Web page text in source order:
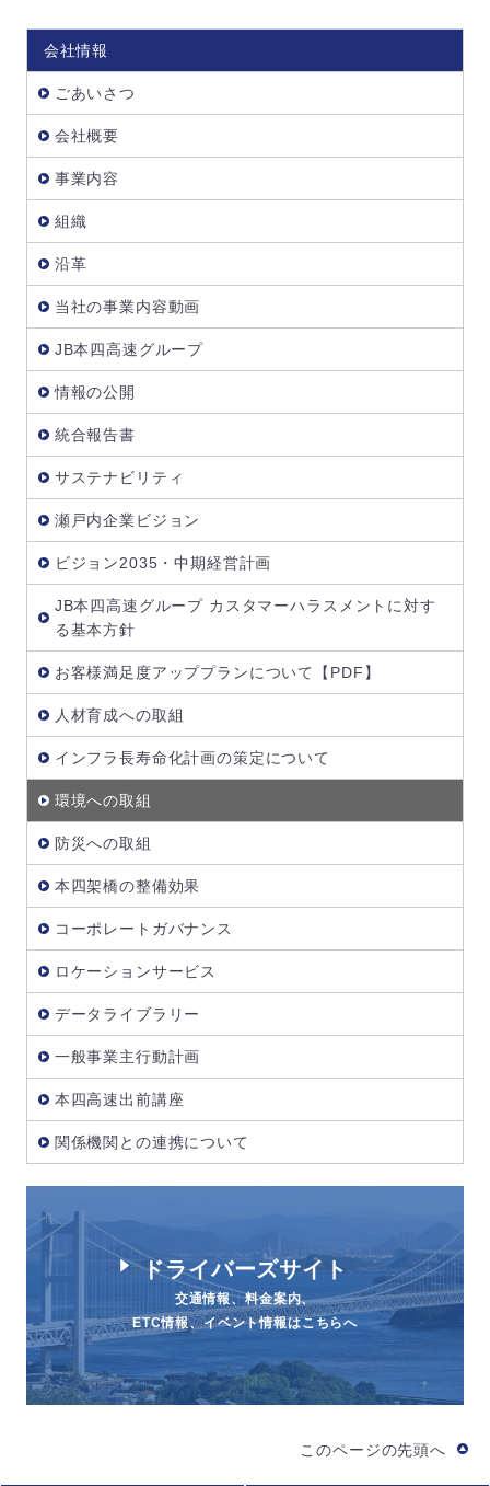
会社情報
ごあいさつ
会社概要
事業内容
組織
沿革
当社の事業内容動画
JB本四高速グループ
情報の公開
統合報告書
サステナビリティ
瀬戸内企業ビジョン
ビジョン2035・中期経営計画
JB本四高速グループ カスタマーハラスメントに対す
る基本方針
お客様満足度アッププランについて【PDF】
人材育成への取組
インフラ長寿命化計画の策定について
環境への取組
防災への取組
本四架橋の整備効果
コーポレートガバナンス
ロケーションサービス
データライブラリー
一般事業主行動計画
本四高速出前講座
関係機関との連携について
ドライバーズサイト
交通情報、料金案内、
ETC情報、イベント情報はこちらへ
このページの先頭へ